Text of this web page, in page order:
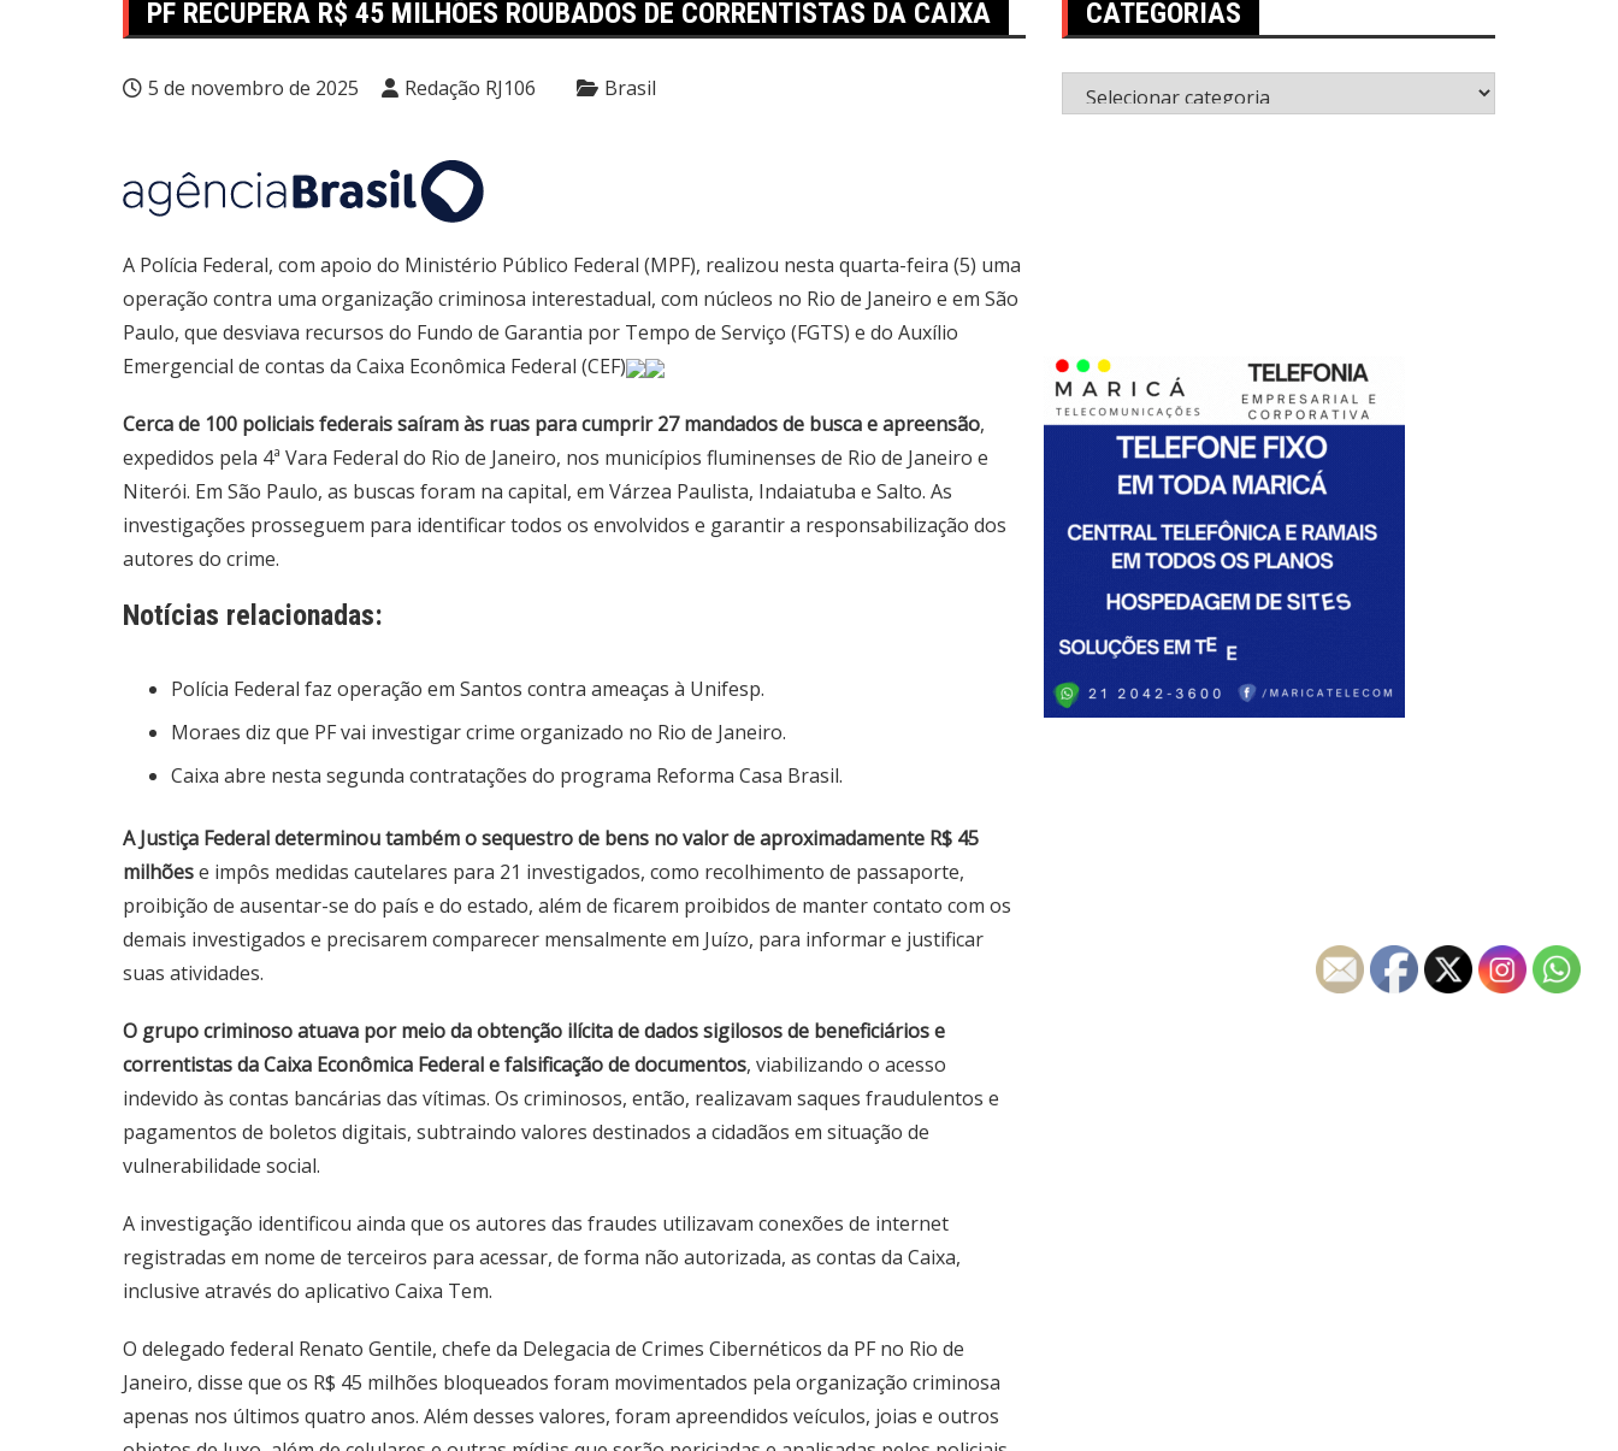
PF RECUPERA R$ 45 MILHÕES ROUBADOS DE CORRENTISTAS DA CAIXA
5 de novembro de 2025 Redação RJ106 Brasil
A Polícia Federal, com apoio do Ministério Público Federal (MPF), realizou nesta quarta-feira (5) uma
operação contra uma organização criminosa interestadual, com núcleos no Rio de Janeiro e em São
Paulo, que desviava recursos do Fundo de Garantia por Tempo de Serviço (FGTS) e do Auxílio
Emergencial de contas da Caixa Econômica Federal (CEF)
Cerca de 100 policiais federais saíram às ruas para cumprir 27 mandados de busca e apreensão,
expedidos pela 4ª Vara Federal do Rio de Janeiro, nos municípios fluminenses de Rio de Janeiro e
Niterói. Em São Paulo, as buscas foram na capital, em Várzea Paulista, Indaiatuba e Salto. As
investigações prosseguem para identificar todos os envolvidos e garantir a responsabilização dos
autores do crime.
Notícias relacionadas:
Polícia Federal faz operação em Santos contra ameaças à Unifesp.
Moraes diz que PF vai investigar crime organizado no Rio de Janeiro.
Caixa abre nesta segunda contratações do programa Reforma Casa Brasil.
A Justiça Federal determinou também o sequestro de bens no valor de aproximadamente R$ 45
milhõese impôs medidas cautelares para 21 investigados, como recolhimento de passaporte,
proibição de ausentar-se do país e do estado, além de ficarem proibidos de manter contato com os
demais investigados e precisarem comparecer mensalmente em Juízo, para informar e justificar
suas atividades.
O grupo criminoso atuava por meio da obtenção ilícita de dados sigilosos de beneficiários e
correntistas da Caixa Econômica Federal e falsificação de documentos, viabilizando o acesso
indevido às contas bancárias das vítimas. Os criminosos, então, realizavam saques fraudulentos e
pagamentos de boletos digitais, subtraindo valores destinados a cidadãos em situação de
vulnerabilidade social.
A investigação identificou ainda que os autores das fraudes utilizavam conexões de internet
registradas em nome de terceiros para acessar, de forma não autorizada, as contas da Caixa,
inclusive através do aplicativo Caixa Tem.
O delegado federal Renato Gentile, chefe da Delegacia de Crimes Cibernéticos da PF no Rio de
Janeiro, disse que os R$ 45 milhões bloqueados foram movimentados pela organização criminosa
apenas nos últimos quatro anos. Além desses valores, foram apreendidos veículos, joias e outros
CATEGORIAS
Categorias